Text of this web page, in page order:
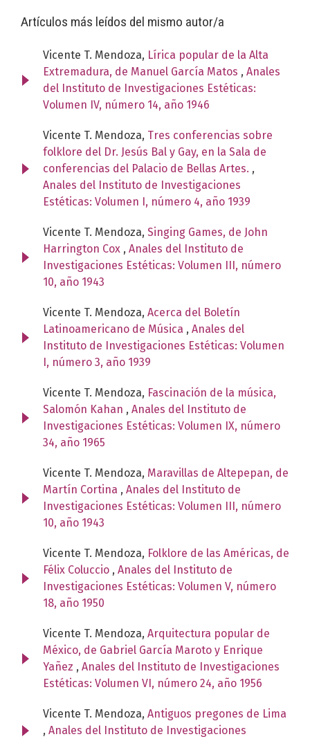
Artículos más leídos del mismo autor/a
Vicente T. Mendoza, Lírica popular de la Alta
Extremadura, de Manuel García Matos , Anales
del Instituto de Investigaciones Estéticas:
Volumen IV, número 14, año 1946
Vicente T. Mendoza, Tres conferencias sobre
folklore del Dr. Jesús Bal y Gay, en la Sala de
conferencias del Palacio de Bellas Artes. ,
Anales del Instituto de Investigaciones
Estéticas: Volumen I, número 4, año 1939
Vicente T. Mendoza, Singing Games, de John
Harrington Cox , Anales del Instituto de
Investigaciones Estéticas: Volumen III, número
10, año 1943
Vicente T. Mendoza, Acerca del Boletín
Latinoamericano de Música , Anales del
Instituto de Investigaciones Estéticas: Volumen
I, número 3, año 1939
Vicente T. Mendoza, Fascinación de la música,
Salomón Kahan , Anales del Instituto de
Investigaciones Estéticas: Volumen IX, número
34, año 1965
Vicente T. Mendoza, Maravillas de Altepepan, de
Martín Cortina , Anales del Instituto de
Investigaciones Estéticas: Volumen III, número
10, año 1943
Vicente T. Mendoza, Folklore de las Américas, de
Félix Coluccio , Anales del Instituto de
Investigaciones Estéticas: Volumen V, número
18, año 1950
Vicente T. Mendoza, Arquitectura popular de
México, de Gabriel García Maroto y Enrique
Yañez , Anales del Instituto de Investigaciones
Estéticas: Volumen VI, número 24, año 1956
Vicente T. Mendoza, Antiguos pregones de Lima
, Anales del Instituto de Investigaciones